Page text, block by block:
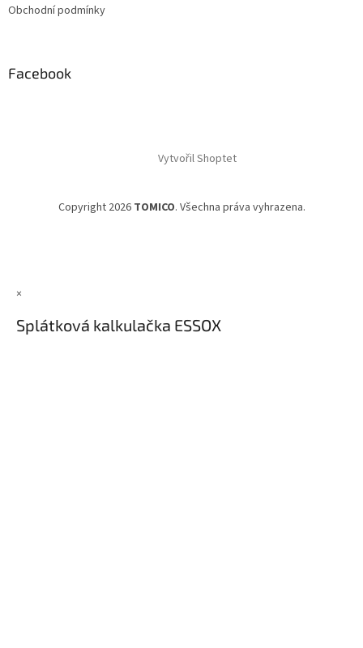
Obchodní podmínky
Facebook
Vytvořil Shoptet
Copyright 2026 TOMICO. Všechna práva vyhrazena.
×
Splátková kalkulačka ESSOX